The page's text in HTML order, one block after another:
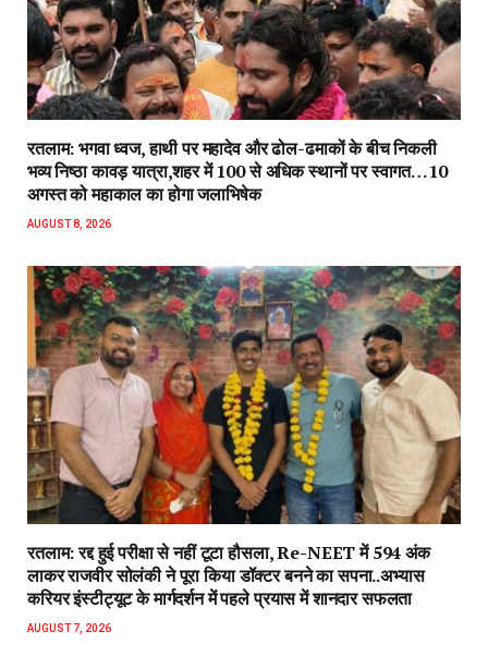
रतलाम: भगवा ध्वज, हाथी पर महादेव और ढोल-ढमाकों के बीच निकली
भव्य निष्ठा कावड़ यात्रा,शहर में 100 से अधिक स्थानों पर स्वागत…10
अगस्त को महाकाल का होगा जलाभिषेक
AUGUST 8, 2026
रतलाम: रद्द हुई परीक्षा से नहीं टूटा हौसला, Re-NEET में 594 अंक
लाकर राजवीर सोलंकी ने पूरा किया डॉक्टर बनने का सपना..अभ्यास
करियर इंस्टीट्यूट के मार्गदर्शन में पहले प्रयास में शानदार सफलता
AUGUST 7, 2026